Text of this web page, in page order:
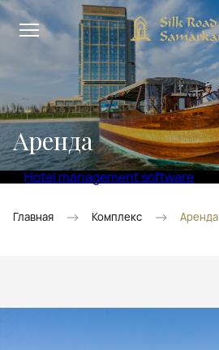
Аренда
Hotel management software
Главная Комплекс Аренда